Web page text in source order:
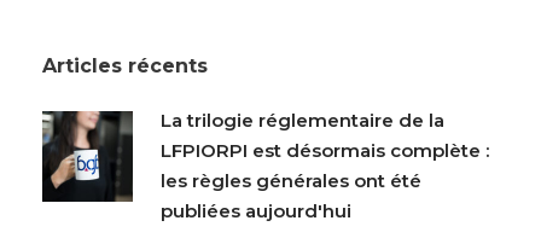
Articles récents
La trilogie réglementaire de la
LFPIORPI est désormais complète :
les règles générales ont été
publiées aujourd'hui